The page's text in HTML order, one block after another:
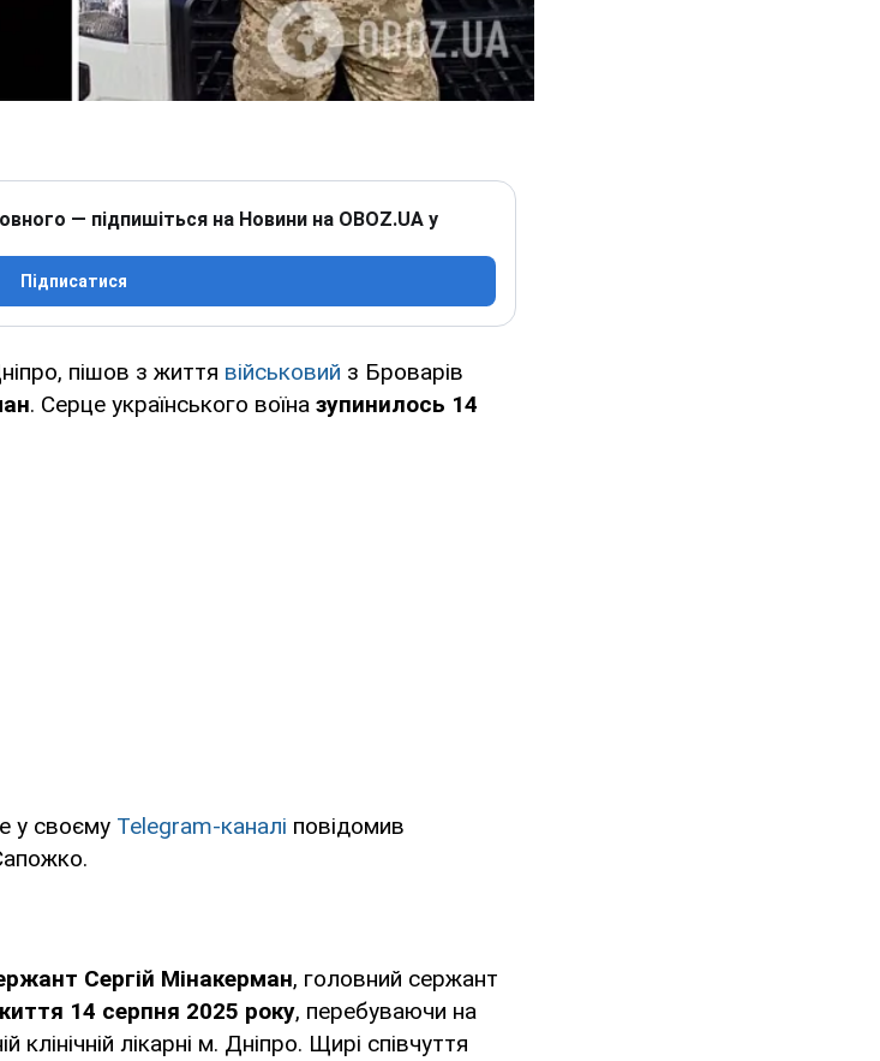
— підпишіться на Новини на OBOZ.UA у
Підписатися
пішов з життя військовий з Броварів
. Серце українського воїна зупинилось 14
у своєму Telegram-каналі повідомив
Сергій Мінакерман, головний сержант
14 серпня 2025 року, перебуваючи на
клінічній лікарні м. Дніпро. Щирі співчуття